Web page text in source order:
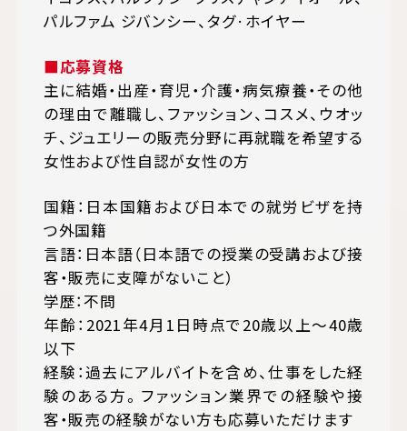
パルファム ジバンシー、タグ·ホイヤー
■応募資格
主に結婚・出産・育児・介護・病気療養・その他
の理由で離職し、ファッション、コスメ、ウオッ
チ、ジュエリーの販売分野に再就職を希望する
女性および性自認が女性の方
国籍：日本国籍および日本での就労ビザを持
つ外国籍
言語：日本語（日本語での授業の受講および接
客・販売に支障がないこと）
学歴：不問
年齢：2021年4月1日時点で20歳以上～40歳
以下
経験：過去にアルバイトを含め、仕事をした経
験のある方。ファッション業界での経験や接
客・販売の経験がない方も応募いただけます